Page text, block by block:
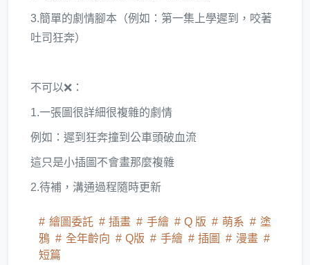
3.簡單的劇情腳本（例如：第一集上學遲到，咬著
吐司狂奔）
不可以❌：
1.一張圖很詳細很複雜的劇情
例如：遲到狂奔撞到公車頭破血流
這只是小插圖不會畫那麼複雜
2.待補，溝通過程隨時更新
繪圖委託 插畫 手繪 Q 版 萌系
塗
鴉
全年齡向 Q版 手繪 插圖
漫畫
短篇